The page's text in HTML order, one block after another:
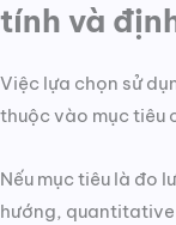
tính và
Việc lựa chọn sử
thuộc vào mục tiêu
Nếu mục tiêu là đo
hướng,